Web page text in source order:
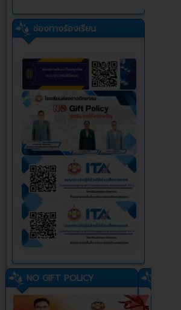
ช่องทางร้องเรียน
NO GIFT POLICY